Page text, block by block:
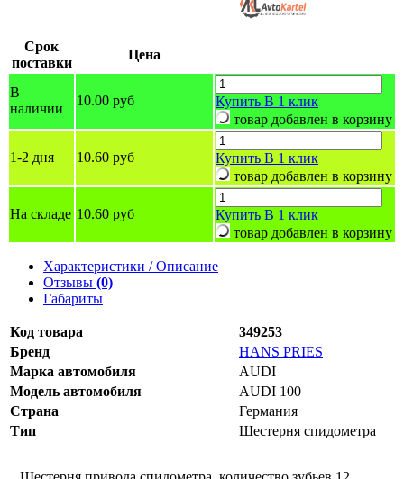
Срок
поставки
Цена
В
наличии
10.00 руб Купить В 1 клик
товар добавлен в корзину
1-2 дня 10.60 руб Купить В 1 клик
товар добавлен в корзину
На складе 10.60 руб Купить В 1 клик
товар добавлен в корзину
Характеристики / Описание
Отзывы (0)
Габариты
Код товара
349253
Бренд
HANS PRIES
Марка автомобиля
AUDI
Модель автомобиля
AUDI 100
Страна
Германия
Тип
Шестерня спидометра